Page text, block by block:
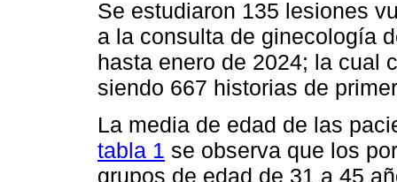
Se estudiaron 135 lesiones
a la consulta de ginecología
hasta enero de 2024; la cual
siendo 667 historias de
La media de edad de las
tabla 1 se observa que los
grupos de edad de 31 a 45